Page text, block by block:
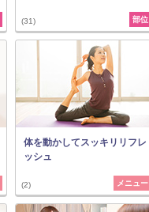
(31) 部位
体を動かしてスッキリリフレ
ッシュ
(2) メニュー